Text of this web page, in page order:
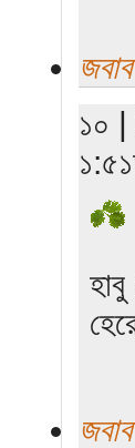
জবাব
১০ |
জবাব